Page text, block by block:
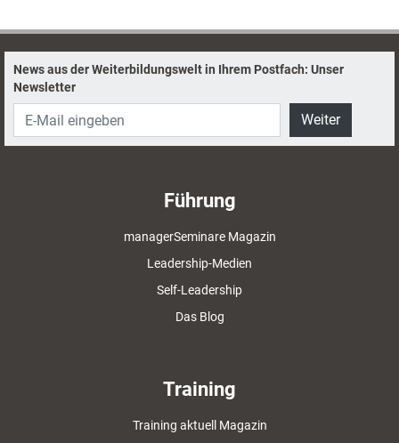
News aus der Weiterbildungswelt in Ihrem Postfach: Unser
Newsletter
Weiter
Führung
managerSeminare Magazin
Leadership-Medien
Self-Leadership
Das Blog
Training
Training aktuell Magazin